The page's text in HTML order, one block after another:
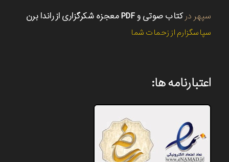
سپهر درکتاب صوتی و PDF معجزه شکرگزاری از راندا برن
سپاسگزارم از زحمات شما
اعتبارنامه ها: